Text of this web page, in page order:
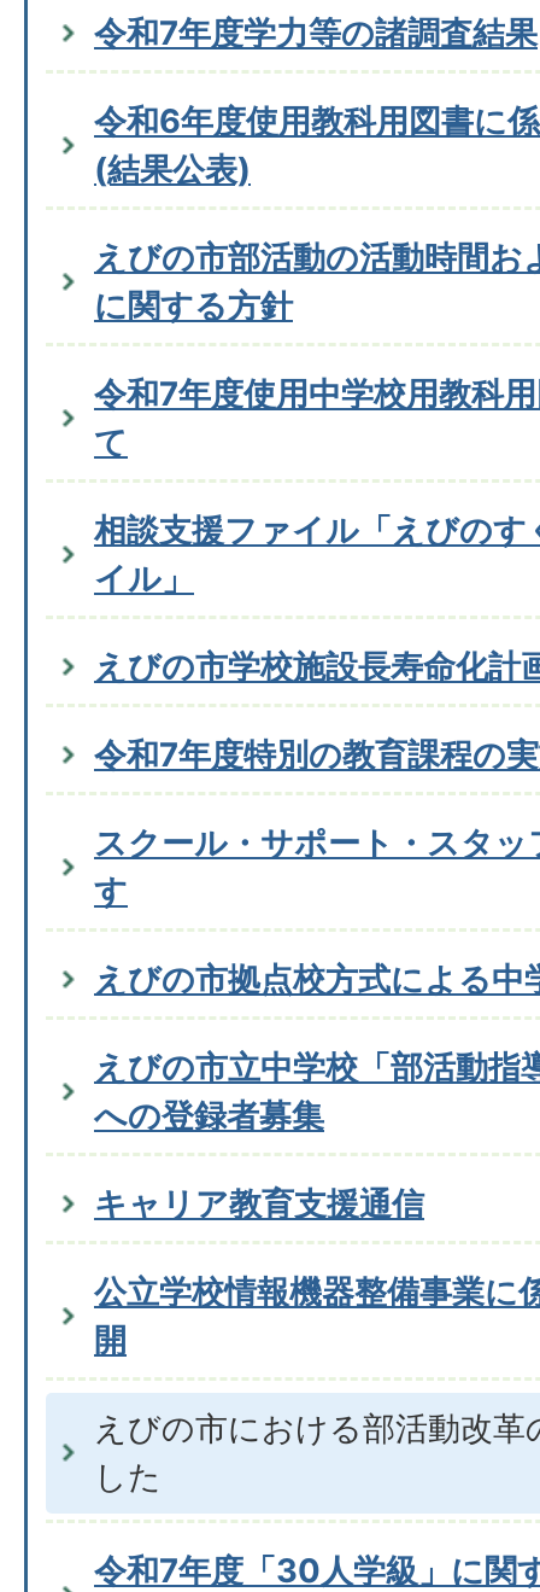
令和7年度学力等の諸調査結果
令和6年度使用教科用図書に
(結果公表)
えびの市部活動の活動時間お
に関する方針
令和7年度使用中学校用教科
て
相談支援ファイル「えびの
イル」
えびの市学校施設長寿命化計
令和7年度特別の教育課程の
スクール・サポート・スタ
す
えびの市拠点校方式による中
えびの市立中学校「部活動指
への登録者募集
キャリア教育支援通信
公立学校情報機器整備事業に
開
えびの市における部活動改
した
令和7年度「30人学級」に関